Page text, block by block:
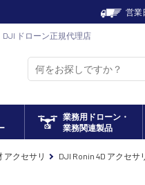
営業
ドローン正規代理店
業務用ドローン・
業務関連製品
アクセサリ DJI Ronin 4D アクセサ